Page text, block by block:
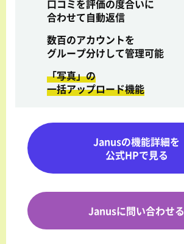
口コミを評価の度合いに
合わせて自動返信
数百のアカウントを
グループ分けして管理可能
「写真」の
一括アップロード機能
Janusの機能詳細を
公式HPで見る
Janusに問い合わせる